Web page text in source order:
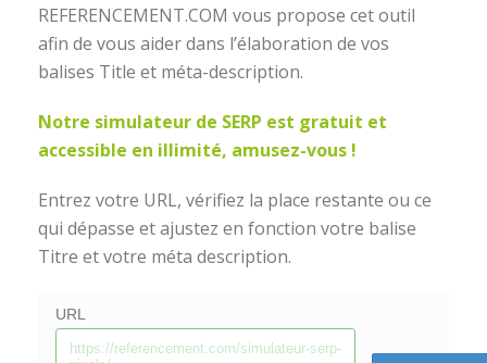
REFERENCEMENT.COM vous propose cet outil
afin de vous aider dans l’élaboration de vos
balises Title et méta-description.
Notre simulateur de SERP est gratuit et
accessible en illimité, amusez-vous !
Entrez votre URL, vérifiez la place restante ou ce
qui dépasse et ajustez en fonction votre balise
Titre et votre méta description.
URL